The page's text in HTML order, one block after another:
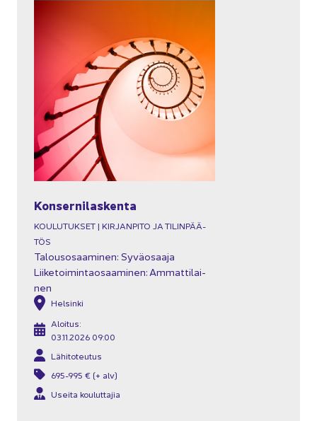
Kon­ser­ni­las­ken­ta
KOU­LU­TUK­SET | KIR­JAN­PI­TO JA TI­LIN­PÄÄ­
TÖS
Ta­lous­osaa­mi­nen: Sy­vä­osaa­ja
Lii­ke­toi­min­tao­saa­mi­nen: Am­mat­ti­lai­
nen
Hel­sin­ki
Aloi­tus:
03.11.2026 09:00
Lä­hi­to­teu­tus
695-995 € (+ alv)
Usei­ta kou­lut­ta­jia